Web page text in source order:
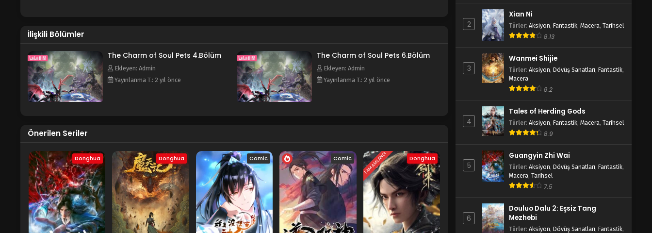
İlişkili Bölümler
The Charm of Soul Pets 4.Bölüm
Ekleyen: Admin
Yayınlanma T.: 2 yıl önce
The Charm of Soul Pets 6.Bölüm
Ekleyen: Admin
Yayınlanma T.: 2 yıl önce
Önerilen Seriler
Donghua Donghua Comic Comic TAMAMLANDI Donghua
2
Xian Ni
Türler: Aksiyon, Fantastik, Macera, Tarihsel
8.13
3
Wanmei Shijie
Türler: Aksiyon, Dövüş Sanatları, Fantastik,
Macera
8.2
4
Tales of Herding Gods
Türler: Aksiyon, Fantastik, Macera, Tarihsel
8.9
5
Guangyin Zhi Wai
Türler: Aksiyon, Dövüş Sanatları, Fantastik,
Macera, Tarihsel
7.5
6
Douluo Dalu 2: Eşsiz Tang
Mezhebi
Türler: Aksiyon, Dövüş Sanatları, Fantastik,